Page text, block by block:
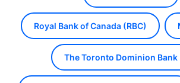
Royal Bank of Canada (RBC)
The Toronto Dominion Bank